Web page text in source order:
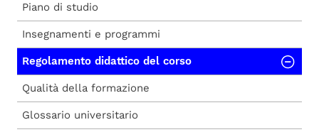
Piano di studio
Insegnamenti e programmi
Regolamento didattico del corso
Qualità della formazione
Glossario universitario